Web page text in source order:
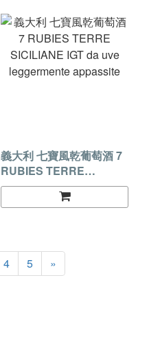
義大利 七寶風乾葡萄酒 7
RUBIES TERRE
SICILIANE IGT da uve
leggermente appassite
4 5 »